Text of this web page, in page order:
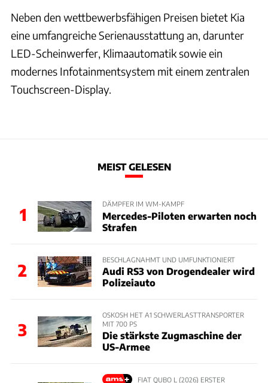
Neben den wettbewerbsfähigen Preisen bietet Kia
eine umfangreiche Serienausstattung an, darunter
LED-Scheinwerfer, Klimaautomatik sowie ein
modernes Infotainmentsystem mit einem zentralen
Touchscreen-Display.
MEIST GELESEN
1
DÄMPFER IM WM-KAMPF
Mercedes-Piloten erwarten noch
Strafen
2
BESCHLAGNAHMT UND UMFUNKTIONIERT
Audi RS3 von Drogendealer wird
Polizeiauto
3
OSKOSH HET A1 SCHWERLASTTRANSPORTER
MIT 700 PS
Die stärkste Zugmaschine der
US-Armee
FIAT QUBO L (2026) ERSTER